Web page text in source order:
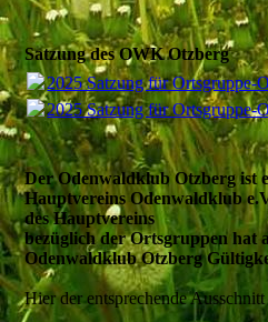
Satzung des OWK Otzberg
2025 Satzung für Ortsgruppe-
2025 Satzung für Ortsgruppe-
Der Odenwaldklub Otzberg ist
Hauptvereins Odenwaldklub
des Hauptvereins
bezüglich der Ortsgruppen hat
Odenwaldklub Otzberg
Hier der entsprechende